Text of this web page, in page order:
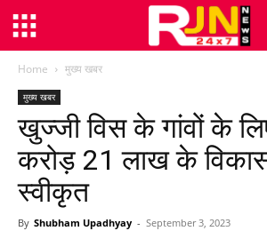
Home मुख्य खबर
मुख्य खबर
खुज्जी विस के गांवों के
करोड़ 21 लाख के विकास
स्वीकृत
By Shubham Upadhyay - September 3, 2023